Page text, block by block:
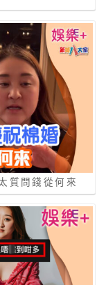
質問錢從何來